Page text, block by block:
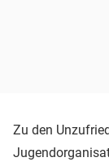
Zu den